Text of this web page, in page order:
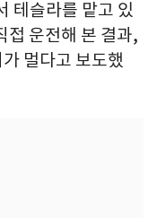
테슬라를 맡고 있
접 운전해 본 결과,
멀다고 보도했